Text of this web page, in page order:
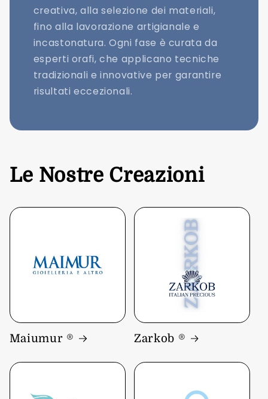
creativa, alla selezione dei materiali,
fino alla lavorazione artigianale e
incastonatura. Ogni fase è curata da
esperti orafi, che applicano tecniche
tradizionali e innovative per garantire
risultati eccezionali.
Le Nostre Creazioni
Maiumur ® Zarkob ®